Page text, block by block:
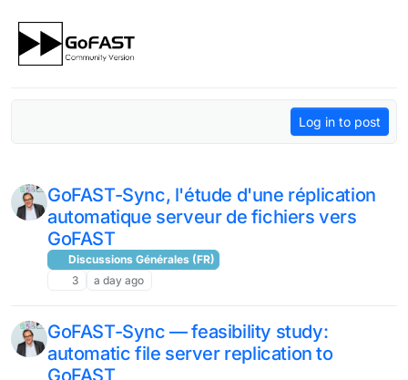
Log in to post
GoFAST-Sync, l'étude d'une réplication
automatique serveur de fichiers vers
GoFAST
Discussions Générales (FR)
3
a day ago
GoFAST-Sync — feasibility study:
automatic file server replication to
GoFAST